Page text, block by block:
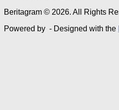
Beritagram © 2026. All Rights
Powered by - Designed with the